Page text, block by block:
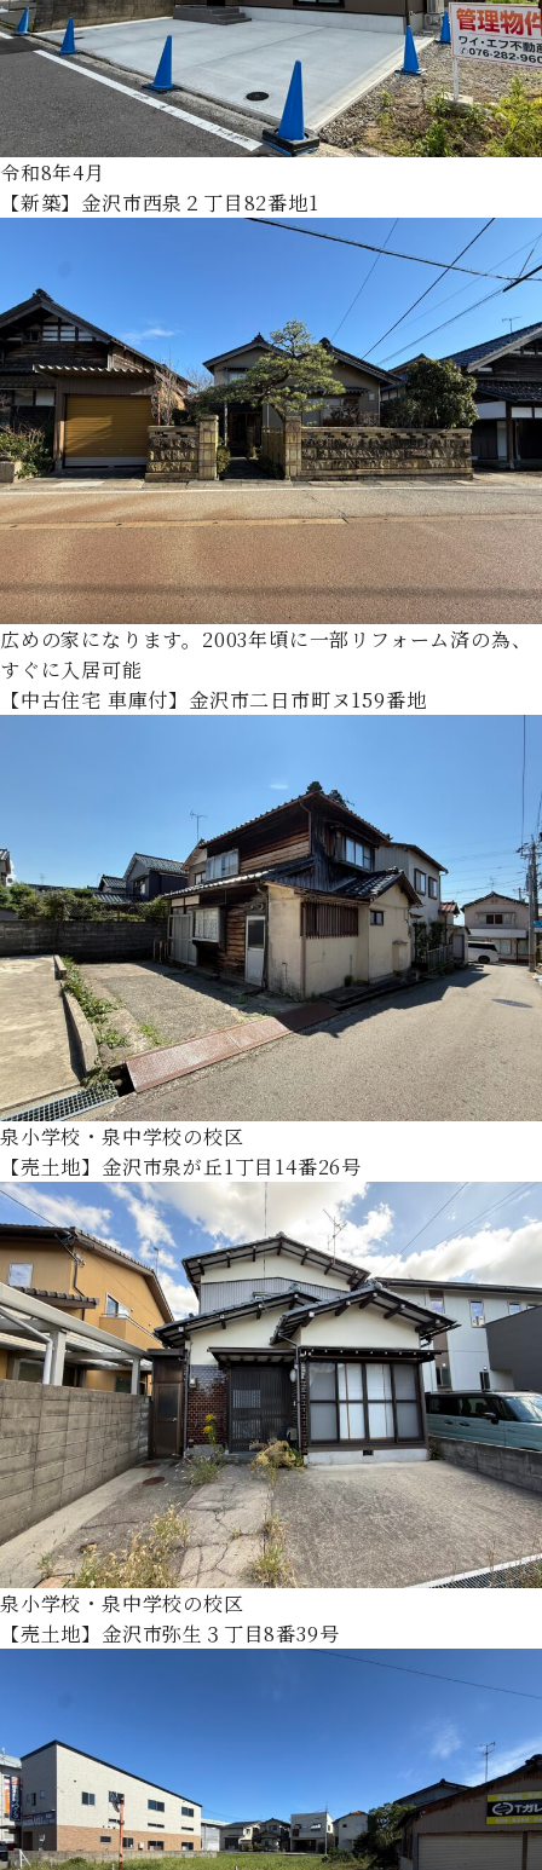
令和8年4月
【新築】金沢市西泉２丁目82番地1
広めの家になります。2003年頃に一部リフォーム済の為、
すぐに入居可能
【中古住宅 車庫付】金沢市二日市町ヌ159番地
泉小学校・泉中学校の校区
【売土地】金沢市泉が丘1丁目14番26号
泉小学校・泉中学校の校区
【売土地】金沢市弥生３丁目8番39号